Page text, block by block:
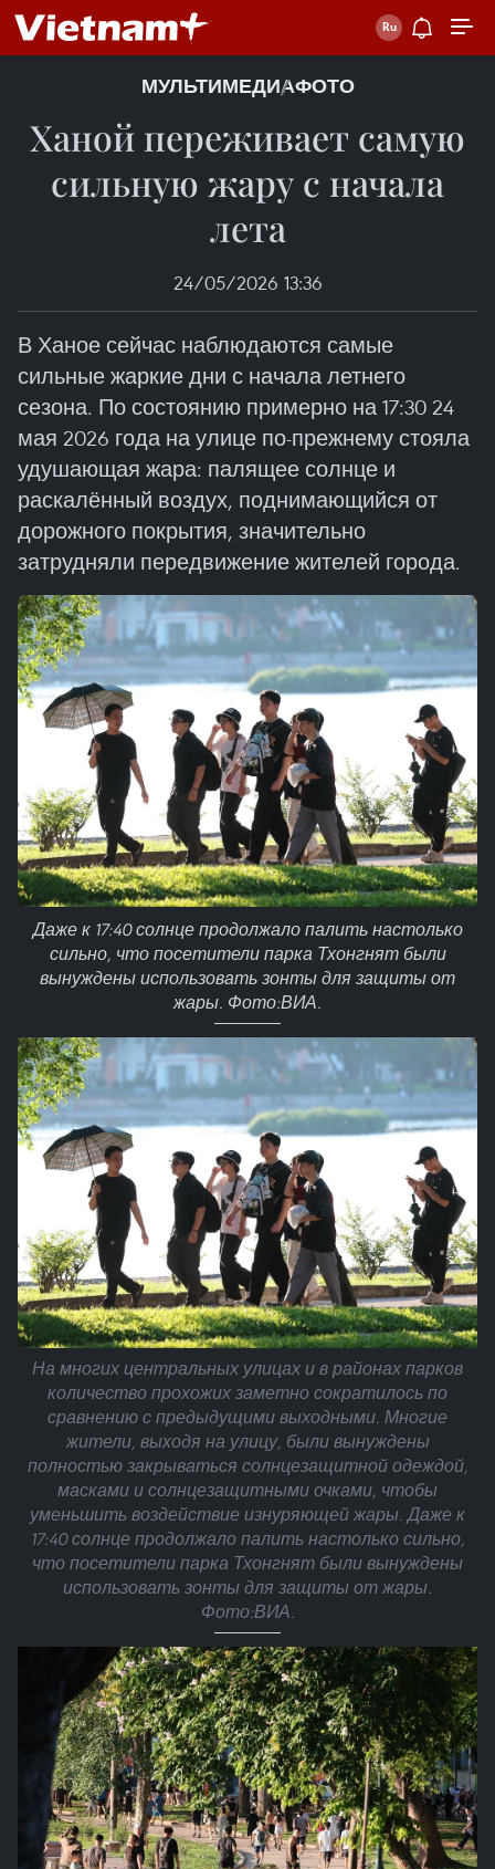
МУЛЬТИМЕДИАФОТО
Ханой переживает самую
сильную жару с начала
лета
24/05/2026 13:36
В Ханое сейчас наблюдаются самые
сильные жаркие дни с начала летнего
сезона. По состоянию примерно на 17:30 24
мая 2026 года на улице по-прежнему стояла
удушающая жара: палящее солнце и
раскалённый воздух, поднимающийся от
дорожного покрытия, значительно
затрудняли передвижение жителей города.
Даже к 17:40 солнце продолжало палить настолько
сильно, что посетители парка Тхонгнят были
вынуждены использовать зонты для защиты от
жары. Фото:ВИА.
На многих центральных улицах и в районах парков
количество прохожих заметно сократилось по
сравнению с предыдущими выходными. Многие
жители, выходя на улицу, были вынуждены
полностью закрываться солнцезащитной одеждой,
масками и солнцезащитными очками, чтобы
уменьшить воздействие изнуряющей жары. Даже к
17:40 солнце продолжало палить настолько сильно,
что посетители парка Тхонгнят были вынуждены
использовать зонты для защиты от жары.
Фото:ВИА.